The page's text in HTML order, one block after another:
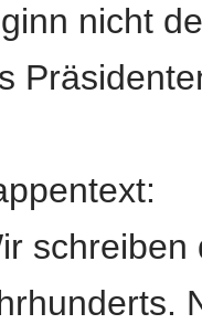
nicht
schreiben